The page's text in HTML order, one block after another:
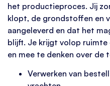
het productieproces. Jij
klopt, de grondstoffen en
aangeleverd en dat het
blijft. Je krijgt volop
en mee te denken over de
Verwerken van